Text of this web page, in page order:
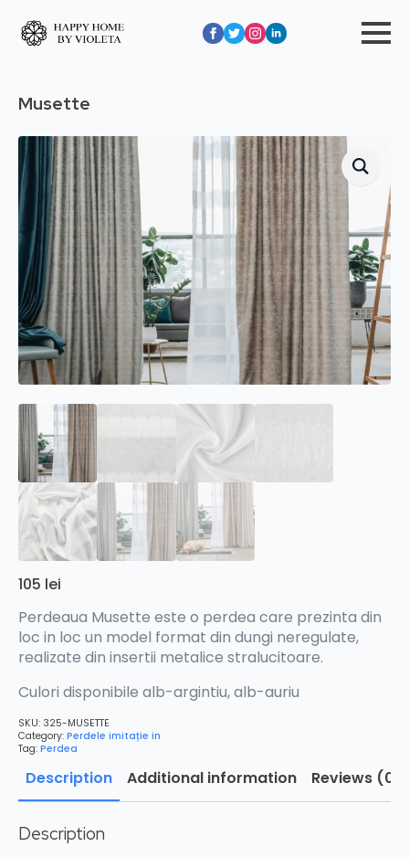
Musette
105 lei
Perdeaua Musette este o perdea care prezinta din
loc in loc un model format din dungi neregulate,
realizate din insertii metalice stralucitoare.
Culori disponibile alb-argintiu, alb-auriu
SKU: 325-MUSETTE
Category: Perdele imitație in
Tag: Perdea
Description Additional information Reviews (0)
Description